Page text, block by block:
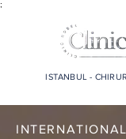
;
ISTANBUL -